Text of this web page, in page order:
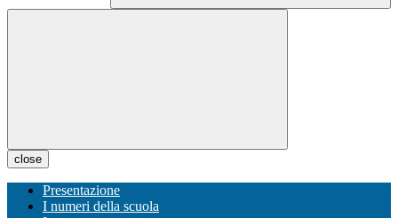
close
Presentazione
I numeri della scuola